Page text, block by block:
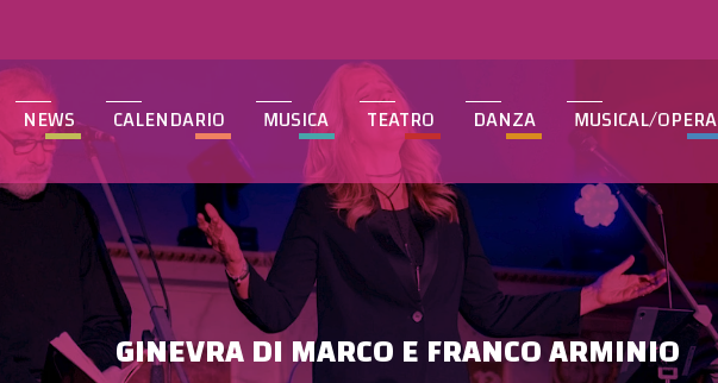
NEWS CALENDARIO MUSICA TEATRO DANZA MUSICAL/OPERA
GINEVRA DI MARCO E FRANCO ARMINIO